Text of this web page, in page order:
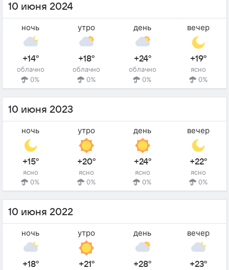
10 июня 2024
ночь
+14°
облачно
0%
утро
+18°
облачно
0%
день
+24°
облачно
0%
вечер
+19°
ясно
0%
10 июня 2023
ночь
+15°
ясно
0%
утро
+20°
ясно
0%
день
+24°
ясно
0%
вечер
+22°
ясно
0%
10 июня 2022
ночь
+18°
утро
+21°
день
+28°
вечер
+23°